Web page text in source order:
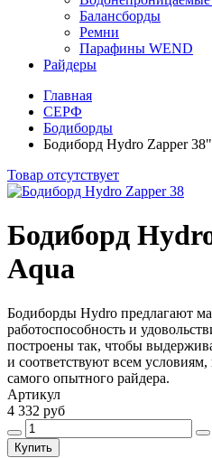
Балансборды
Ремни
Парафины WEND
Райдеры
Главная
СЕРФ
Бодиборды
Бодиборд Hydro Zapper
Товар отсутствует
Бодиборд
Aqua
Бодиборды Hydro предлагают
работоспособность и
построены так, чтобы
и соответствуют всем
самого опытного райдера.
Артикул
4 332 руб
Купить